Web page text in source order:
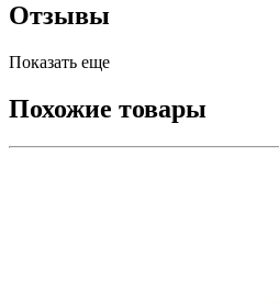
Отзывы
Показать еще
Похожие товары